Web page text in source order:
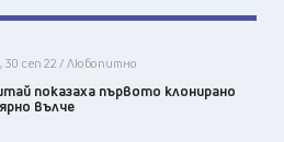
30 сеп 22 / Любопитно
показаха първото клонирано
вълче